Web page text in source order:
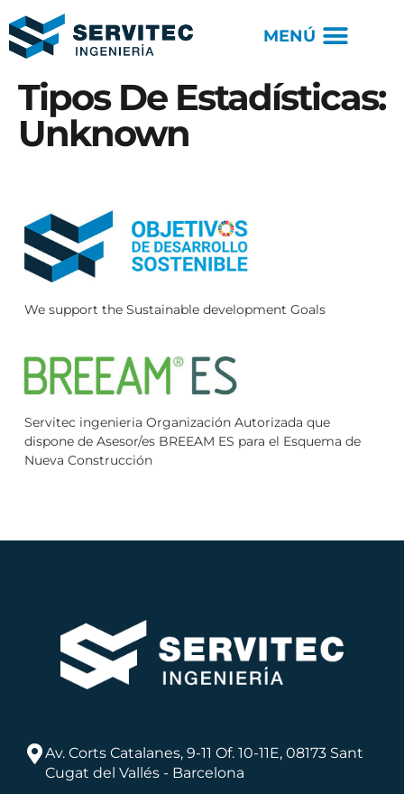
Tipos De Estadísticas:
Unknown
We support the Sustainable development Goals
Servitec ingenieria Organización Autorizada que
dispone de Asesor/es BREEAM ES para el Esquema de
Nueva Construcción
Av. Corts Catalanes, 9-11 Of. 10-11E, 08173 Sant
Cugat del Vallés - Barcelona